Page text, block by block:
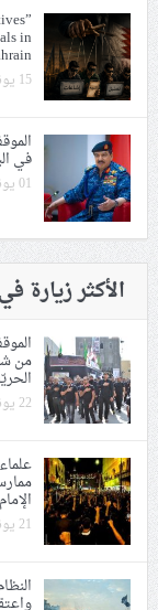
in
15 يونيو 2026
في
01 يونيو 2026
الأكثر زيارة
من
22 يونيو 2026
21 يونيو 2026